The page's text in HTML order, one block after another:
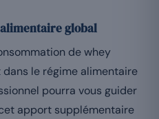
global
de whey
dans le régime alimentaire
pourra vous guider
apport supplémentaire